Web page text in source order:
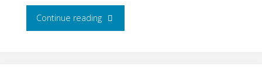
Continue reading"Något